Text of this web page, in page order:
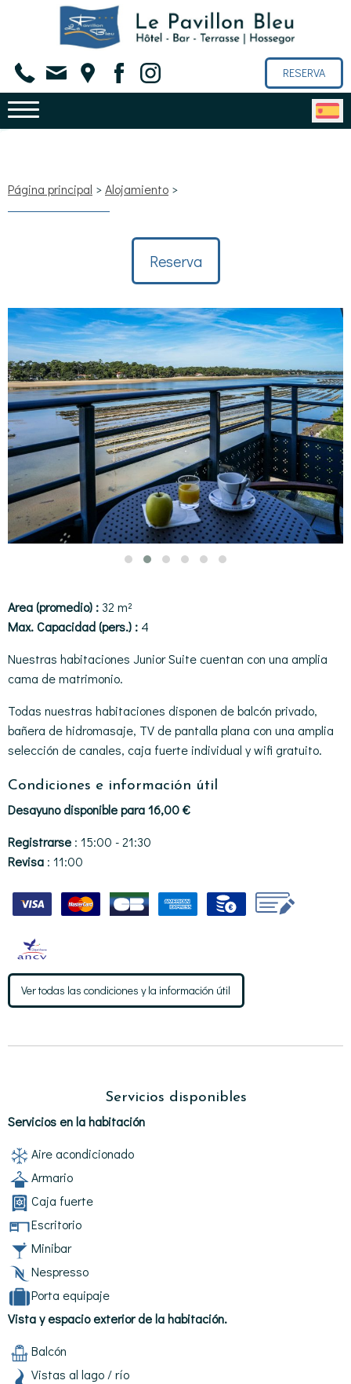
RESERVA
Página principal >Alojamiento >
Reserva
Area (promedio) : 32 m²
Max. Capacidad (pers.) : 4
Nuestras habitaciones Junior Suite cuentan con una amplia
cama de matrimonio.
Todas nuestras habitaciones disponen de balcón privado,
bañera de hidromasaje, TV de pantalla plana con una amplia
selección de canales, caja fuerte individual y wifi gratuito.
Condiciones e información útil
Desayuno disponible para 16,00 €
Registrarse : 15:00 - 21:30
Revisa : 11:00
Ver todas las condiciones y la información útil
Servicios disponibles
Servicios en la habitación
Aire acondicionado
Armario
Caja fuerte
Escritorio
Minibar
Nespresso
Porta equipaje
Vista y espacio exterior de la habitación.
Balcón
Vistas al lago / río